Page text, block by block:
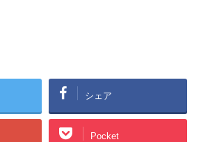
シェア
Pocket